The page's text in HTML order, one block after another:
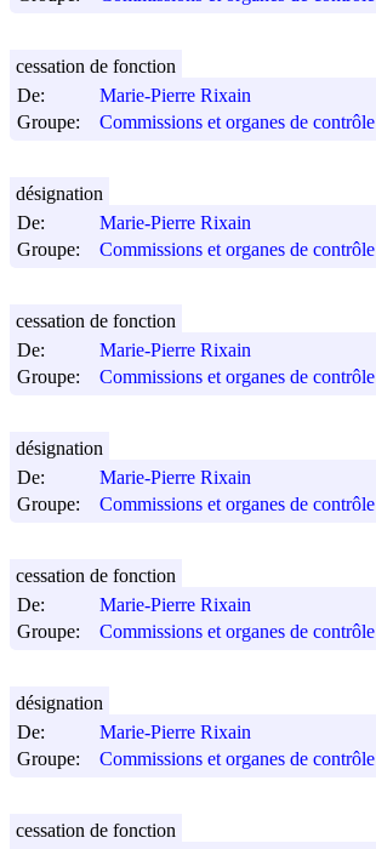
De:
Marie-Pierre Rixain
Groupe:
Commissions et organes de contrôle
cessation de fonction
De:
Marie-Pierre Rixain
Groupe:
Commissions et organes de contrôle
désignation
De:
Marie-Pierre Rixain
Groupe:
Commissions et organes de contrôle
cessation de fonction
De:
Marie-Pierre Rixain
Groupe:
Commissions et organes de contrôle
désignation
De:
Marie-Pierre Rixain
Groupe:
Commissions et organes de contrôle
cessation de fonction
De:
Marie-Pierre Rixain
Groupe:
Commissions et organes de contrôle
désignation
cessation de fonction